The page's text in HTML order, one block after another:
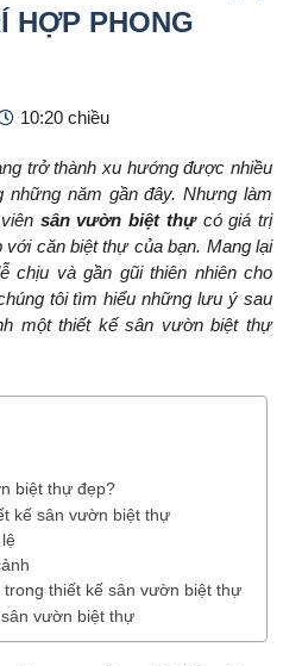
HỢP PHONG
10:20 chiều
trở thành xu hướng được nhiều
những năm gần đây. Nhưng làm
sân vườn biệt thựcó giá trị
căn biệt thự của bạn. Mang lại
chịu và gần gũi thiên nhiên cho
tôi tìm hiểu những lưu ý sau
một thiết kế sân vườn biệt thự
biệt thự đẹp?
kế sân vườn biệt thự
trong thiết kế sân vườn biệt thự
vườn biệt thự